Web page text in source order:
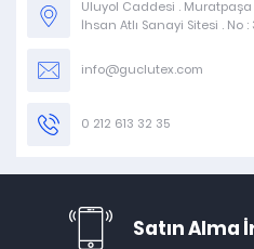
Uluyol Caddesi .
İhsan Atlı Sanayi Sitesi . No :
info@guclutex.com
0 212 613 32 35
Satın Alma